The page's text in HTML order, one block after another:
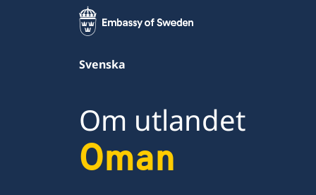
Svenska
Om utlandet
Oman